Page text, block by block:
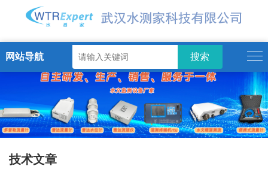
网站导航
技术文章